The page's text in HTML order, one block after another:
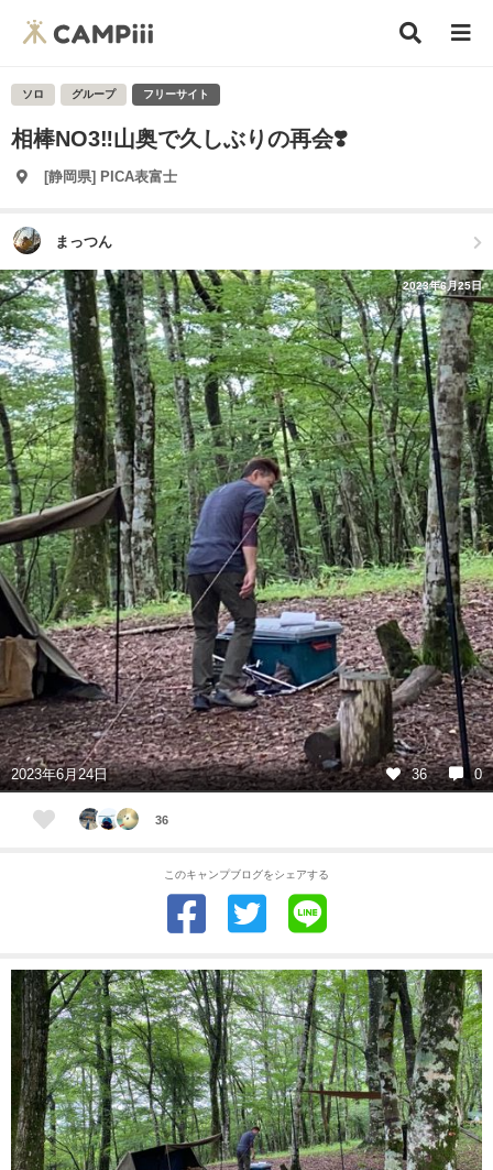
ソロ グループ フリーサイト
相棒NO3‼️山奥で久しぶりの再会❣️
[静岡県] PICA表富士
まっつん
2023年6月25日
2023年6月24日 36 0
36
このキャンプブログをシェアする